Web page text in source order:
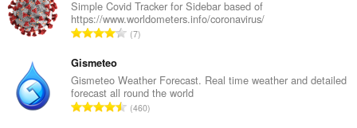
o
d
t
e
n
o
č
e
h
o
d
k
o
v
o
č
e
Simple Covid Tracker for Sidebar based of
https://www.worldometers.info/coronavirus/
C
k
o
v
7
Gismeteo
Gismeteo Weather Forecast. Real time weather and detailed
forecast all round the world
C460